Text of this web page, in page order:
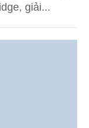
giải...